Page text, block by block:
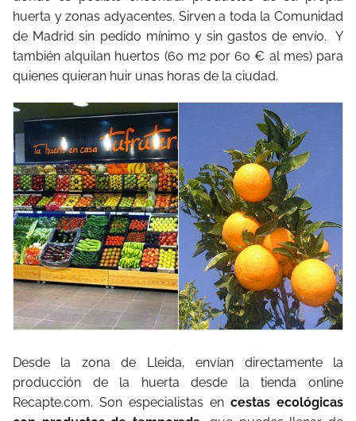
huerta y zonas adyacentes. Sirven a toda la Comunidad
de Madrid sin pedido mínimo y sin gastos de envío. Y
también alquilan huertos (60 m2 por 60 € al mes) para
quienes quieran huir unas horas de la ciudad.
Desde la zona de Lleida, envían directamente la
producción de la huerta desde la tienda online
Recapte.com. Son especialistas en cestas ecológicas